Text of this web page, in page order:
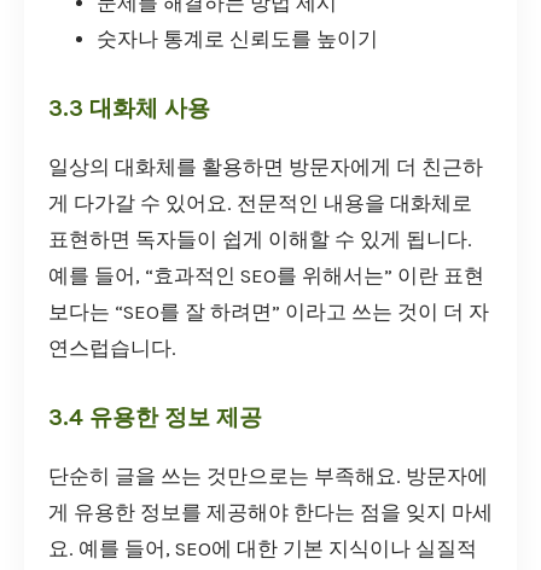
숫자나 통계로 신뢰도를 높이기
3.3 대화체 사용
일상의 대화체를 활용하면 방문자에게 더 친근하
게 다가갈 수 있어요. 전문적인 내용을 대화체로
표현하면 독자들이 쉽게 이해할 수 있게 됩니다.
예를 들어, “효과적인 SEO를 위해서는” 이란 표현
보다는 “SEO를 잘 하려면” 이라고 쓰는 것이 더 자
연스럽습니다.
3.4 유용한 정보 제공
단순히 글을 쓰는 것만으로는 부족해요. 방문자에
게 유용한 정보를 제공해야 한다는 점을 잊지 마세
요. 예를 들어, SEO에 대한 기본 지식이나 실질적